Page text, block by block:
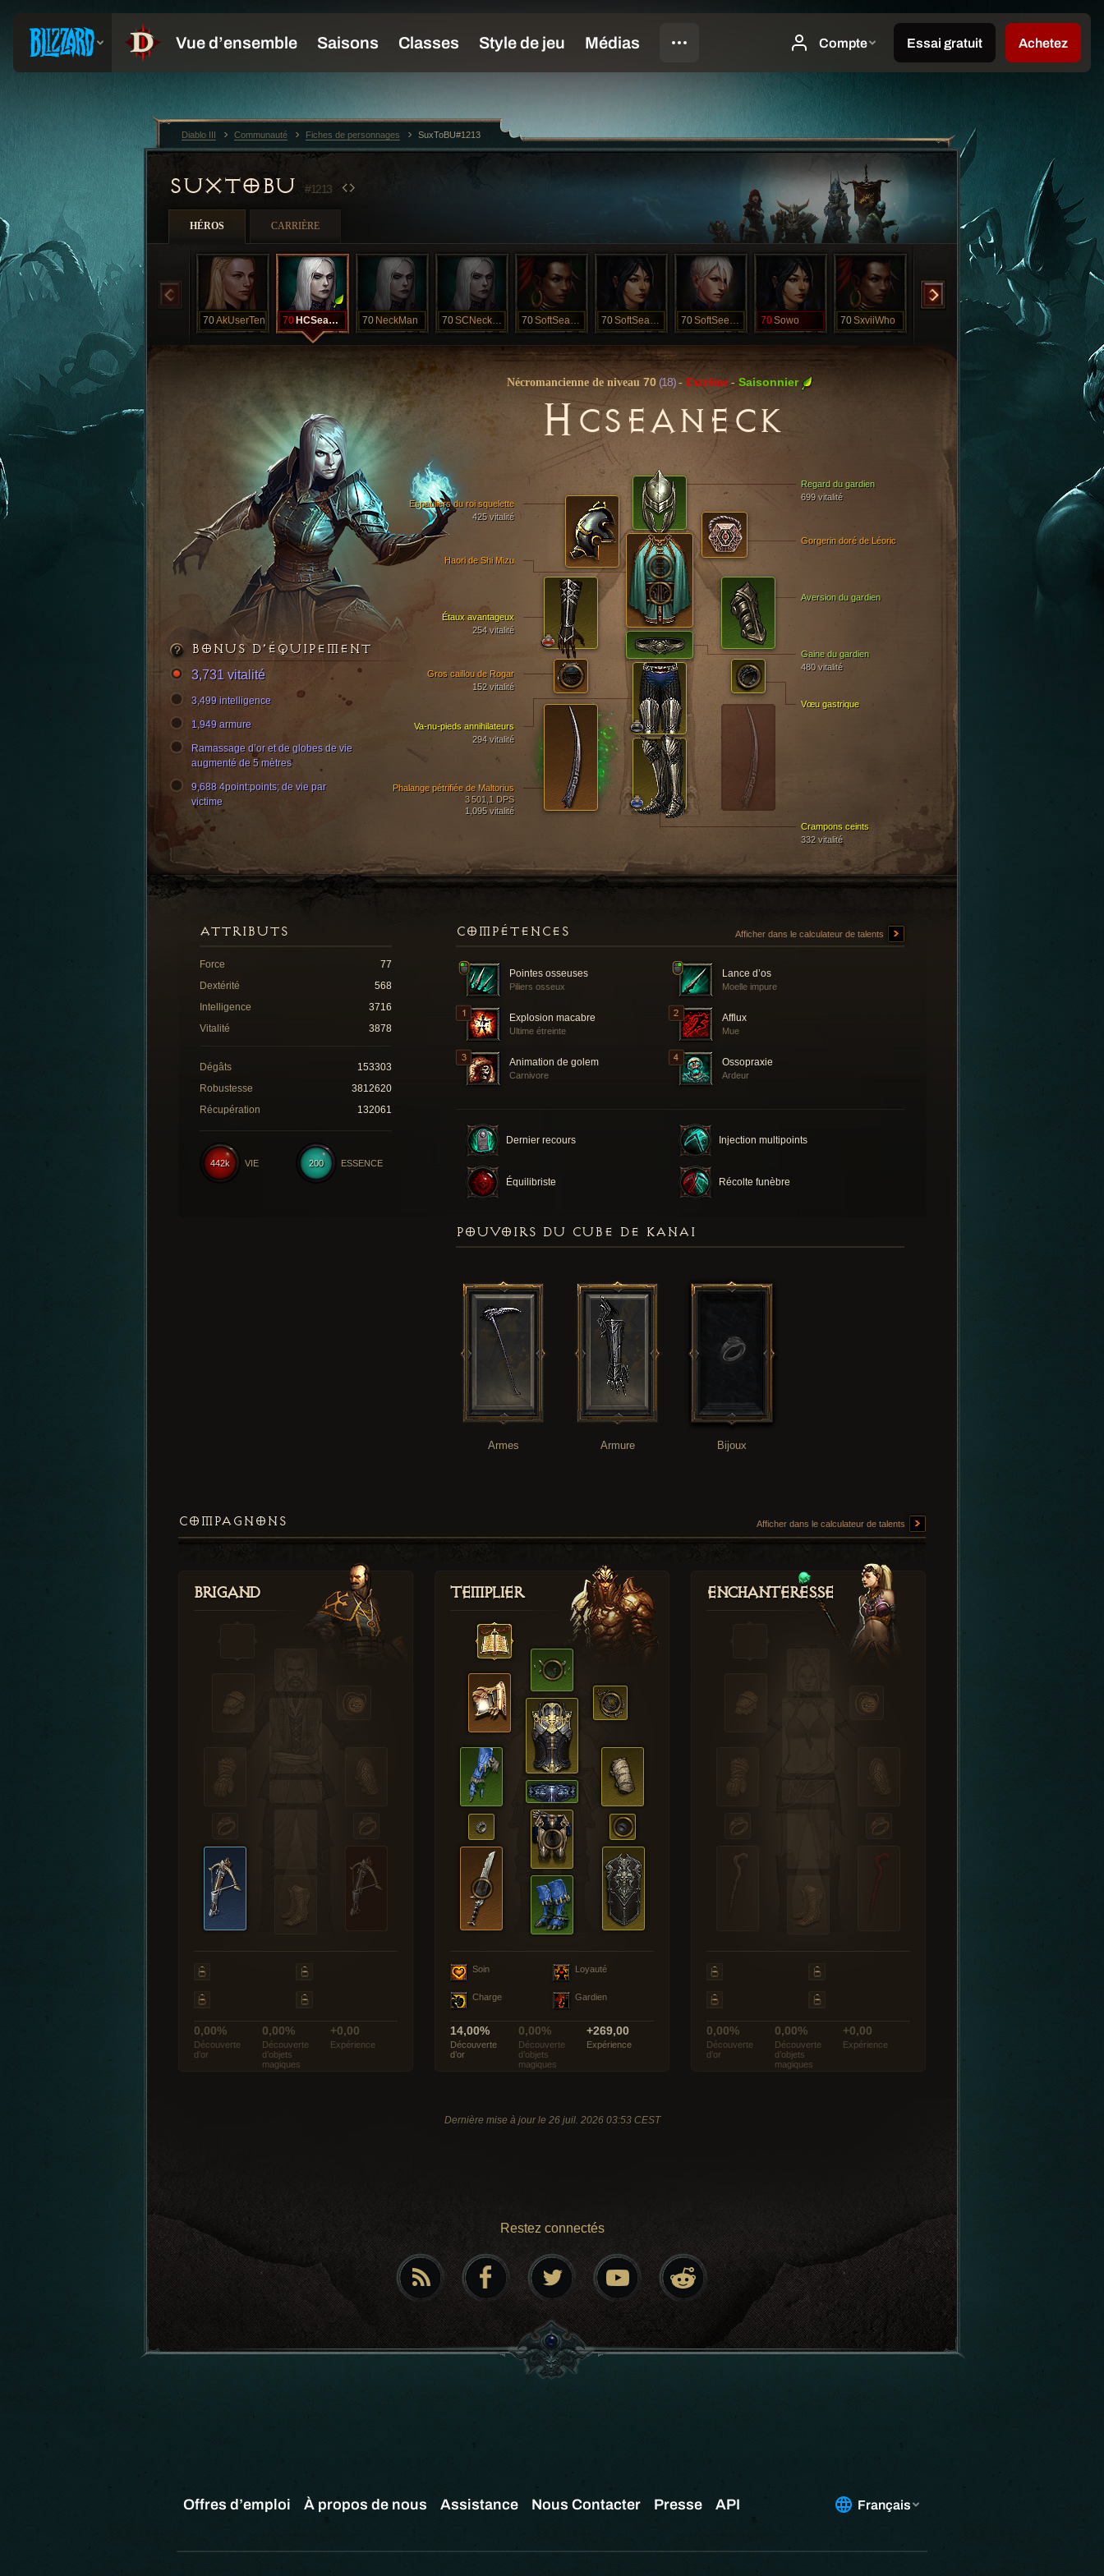
SUXTOBU#1213
HÉROS CARRIÈRE
70AkUserTen 70 HCSeaNeck 70 NeckMan 70 SCNeckHan 70 SoftSeaWho 70 SoftSeaWiz 70 SoftSeeMonky 70Sowo 70SxviiWho
Nécromancienne de niveau 70 (18) - Extrême - Saisonnier
HCSEANECK
Regard du gardien
699 vitalité
Haori de Shi Mizu
Crampons ceints
332 vitalité
Étaux avantageux
254 vitalité
Espauliers du roi squelette
425 vitalité
Va-nu-pieds annihilateurs
294 vitalité
Aversion du gardien
Phalange pétrifiée de Maltorius
3 501,1 DPS
1,095 vitalité
Gaine du gardien
480 vitalité
Vœu gastrique
Gros caillou de Rogar
152 vitalité
Gorgerin doré de Léoric
BONUS D’ÉQUIPEMENT
3,731 vitalité
3,499 intelligence
1,949 armure
Ramassage d’or et de globes de vie
augmenté de 5 mètres
9,688 4point:points; de vie par
victime
COMPÉTENCES Afficher dans le calculateur de talents
Pointes osseuses
Piliers osseux
Lance d’os
Moelle impure
Explosion macabre
Ultime étreinte
Afflux
Mue
Animation de golem
Carnivore
Ossopraxie
Ardeur
Dernier recours Injection multipoints
Équilibriste Récolte funèbre
ATTRIBUTS
Force
77
Dextérité
568
Intelligence
3716
Vitalité
3878
Dégâts
153303
Robustesse
3812620
Récupération
132061
200 ESSENCE
442k VIE
POUVOIRS DU CUBE DE KANAI
Armes Armure Bijoux
COMPAGNONS Afficher dans le calculateur de talents
Brigand
0,00%
Découverte
d’or
0,00%
Découverte
d’objets
magiques
+0,00
Expérience
Templier
Soin Loyauté
Charge Gardien
14,00%
Découverte
d’or
0,00%
Découverte
d’objets
magiques
+269,00
Expérience
Enchanteresse
0,00%
Découverte
d’or
0,00%
Découverte
d’objets
magiques
+0,00
Expérience
Dernière mise à jour le 26 juil. 2026 03:53 CEST
Restez connectés
Diablo III Communauté Fiches de personnages SuxToBU#1213